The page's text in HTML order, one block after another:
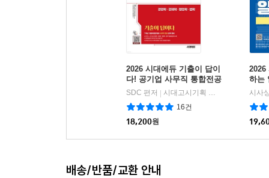
2026 시대에듀 기출이 답이
다! 공기업 사무직 통합전공
(경영학/경제학/행정학/법
SDC 편저 | 시대고시기획 시대교육
16건
18,200원
2026
하는
시사
배송/반품/교환 안내